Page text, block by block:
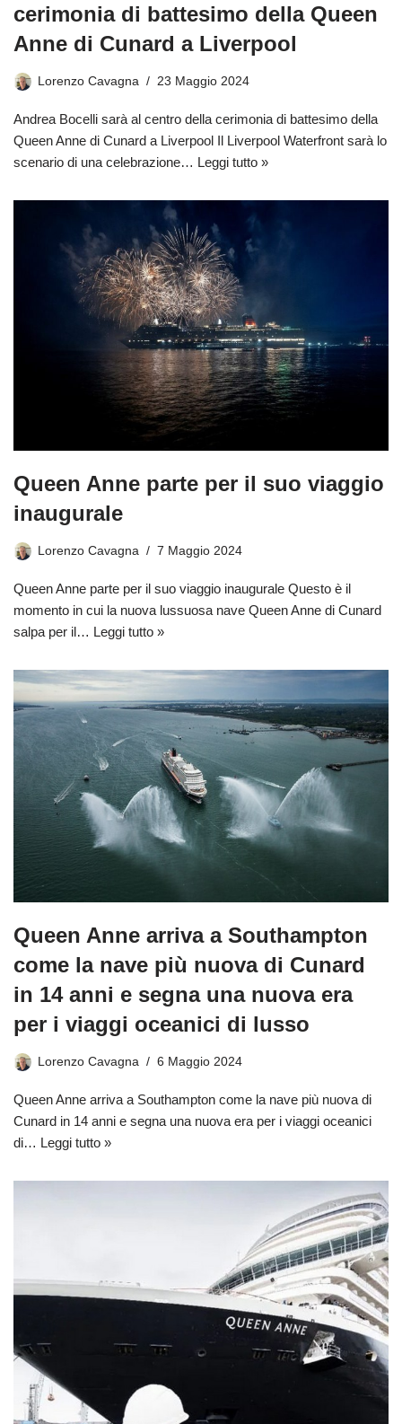
cerimonia di battesimo della Queen
Anne di Cunard a Liverpool
Lorenzo Cavagna 23 Maggio 2024
Andrea Bocelli sarà al centro della cerimonia di battesimo della
Queen Anne di Cunard a Liverpool Il Liverpool Waterfront sarà lo
scenario di una celebrazione… Leggi tutto »
Queen Anne parte per il suo viaggio
inaugurale
Lorenzo Cavagna 7 Maggio 2024
Queen Anne parte per il suo viaggio inaugurale Questo è il
momento in cui la nuova lussuosa nave Queen Anne di Cunard
salpa per il… Leggi tutto »
Queen Anne arriva a Southampton
come la nave più nuova di Cunard
in 14 anni e segna una nuova era
per i viaggi oceanici di lusso
Lorenzo Cavagna 6 Maggio 2024
Queen Anne arriva a Southampton come la nave più nuova di
Cunard in 14 anni e segna una nuova era per i viaggi oceanici
di… Leggi tutto »